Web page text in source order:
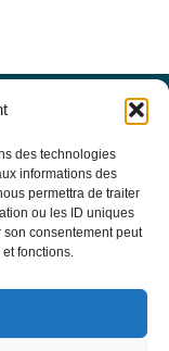
des technologies
informations des
permettra de traiter
ou les ID uniques
consentement peut
fonctions.